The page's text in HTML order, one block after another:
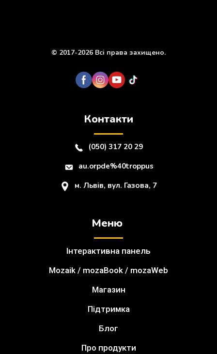
© 2017-2026 Всі права захищено.
Контакти
(050) 317 20 29
au.orpde%40troppus
м. Львів, вул. Газова, 7
Меню
Інтерактивна панель
Mozaik / mozaBook / mozaWeb
Магазин
Підтримка
Блог
Про продукти